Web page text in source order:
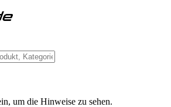
um die Hinweise zu sehen.